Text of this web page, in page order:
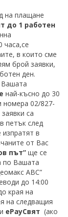
на плащане
до 1 работен
часа,се
в които сме
брой заявки,
ден.
Вашата
най-късно до 30
номера 02/827-
са
петък след
в
от Вас
път” ще се
по Вашата
АВС”
до 14:00
края на
на следващия
ePayСвят (ако